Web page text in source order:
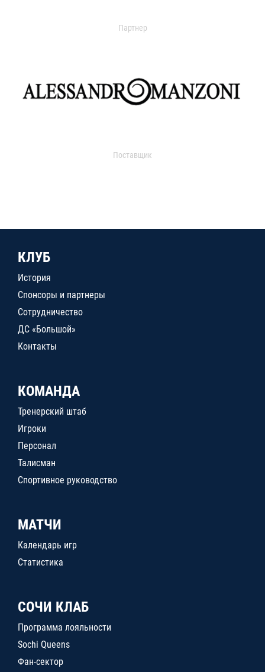
Партнер
Поставщик
КЛУБ
История
Спонсоры и партнеры
Сотрудничество
ДС «Большой»
Контакты
КОМАНДА
Тренерский штаб
Игроки
Персонал
Талисман
Спортивное руководство
МАТЧИ
Календарь игр
Статистика
СОЧИ КЛАБ
Программа лояльности
Sochi Queens
Фан-сектор